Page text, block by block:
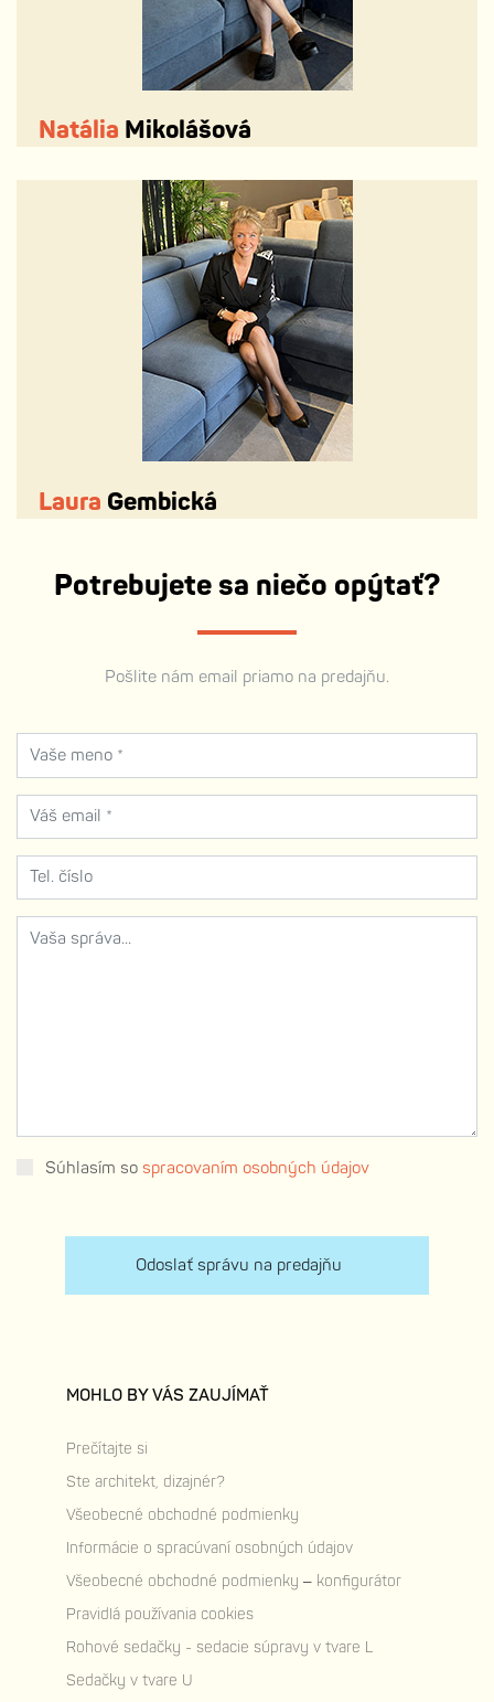
Natália Mikolášová
Laura Gembická
Potrebujete sa niečo opýtať?
Pošlite nám email priamo na predajňu.
Súhlasím so spracovaním osobných údajov
Odoslať správu na predajňu
MOHLO BY VÁS ZAUJÍMAŤ
Prečítajte si
Ste architekt, dizajnér?
Všeobecné obchodné podmienky
Informácie o spracúvaní osobných údajov
Všeobecné obchodné podmienky – konfigurátor
Pravidlá používania cookies
Rohové sedačky - sedacie súpravy v tvare L
Sedačky v tvare U